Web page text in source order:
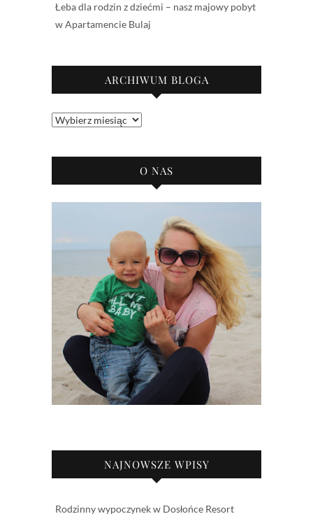
Łeba dla rodzin z dziećmi – nasz majowy pobyt
w Apartamencie Bulaj
ARCHIWUM BLOGA
Archiwum
O NAS
NAJNOWSZE WPISY
Rodzinny wypoczynek w Dosłońce Resort